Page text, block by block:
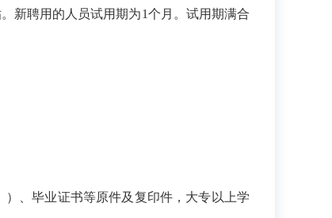
新聘用的人员试用期为1个月。试用期满合
、毕业证书等原件及复印件，大专以上学